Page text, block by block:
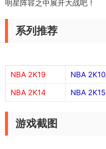
明星阵容之中展开大战吧！
系列推荐
NBA 2K19
NBA 2K10
NBA 2K14
NBA 2K15
游戏截图